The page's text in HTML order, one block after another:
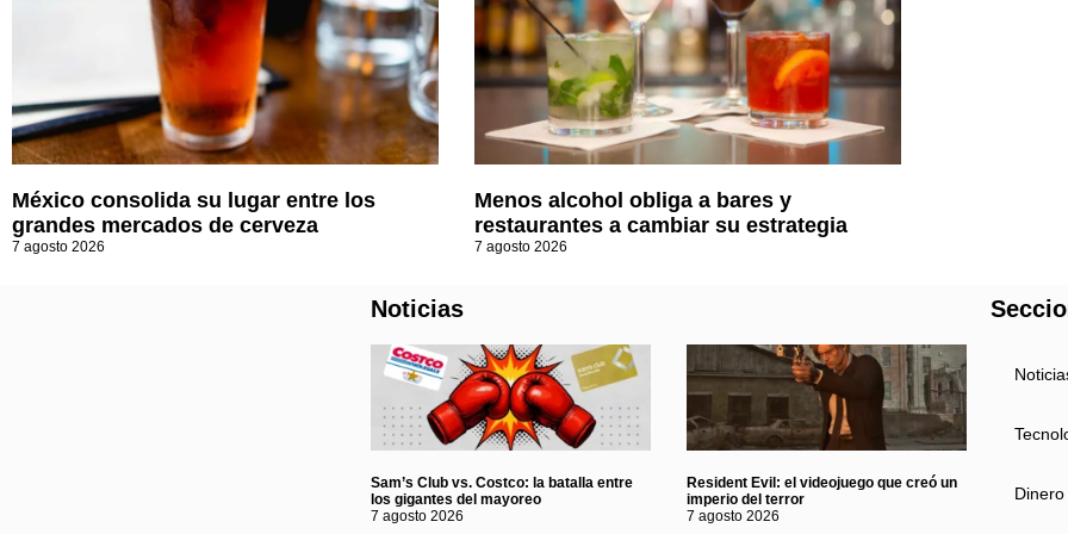
México consolida su lugar entre los
grandes mercados de cerveza
7 agosto 2026
Menos alcohol obliga a bares y
restaurantes a cambiar su estrategia
7 agosto 2026
Noticias
Sam’s Club vs. Costco: la batalla entre
los gigantes del mayoreo
7 agosto 2026
Resident Evil: el videojuego que creó un
imperio del terror
7 agosto 2026
Dinero